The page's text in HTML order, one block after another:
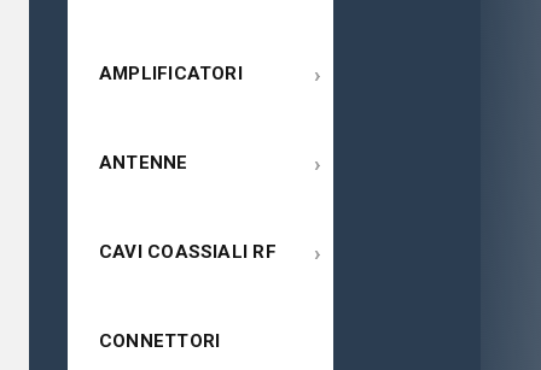
AMPLIFICATORI ›
ANTENNE ›
CAVI COASSIALI RF ›
CONNETTORI